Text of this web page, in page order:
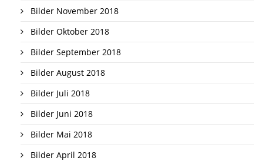
Bilder November 2018
Bilder Oktober 2018
Bilder September 2018
Bilder August 2018
Bilder Juli 2018
Bilder Juni 2018
Bilder Mai 2018
Bilder April 2018